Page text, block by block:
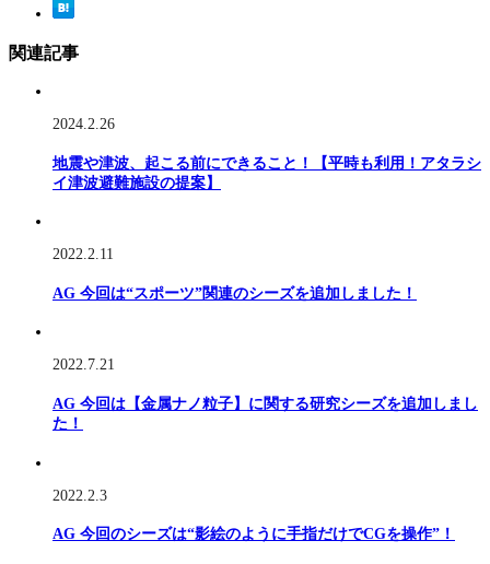
関連記事
2024.2.26
地震や津波、起こる前にできること！【平時も利用！アタラシ
イ津波避難施設の提案】
2022.2.11
AG 今回は“スポーツ”関連のシーズを追加しました！
2022.7.21
AG 今回は【金属ナノ粒子】に関する研究シーズを追加しまし
た！
2022.2.3
AG 今回のシーズは“影絵のように手指だけでCGを操作”！